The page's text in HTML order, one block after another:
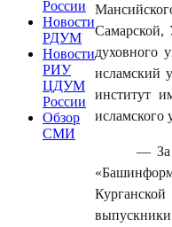
России
Новости
РДУМ
Новости
РИУ
ЦДУМ
России
Обзор
СМИ
Самарской,
духовного
исламский
институт
— За